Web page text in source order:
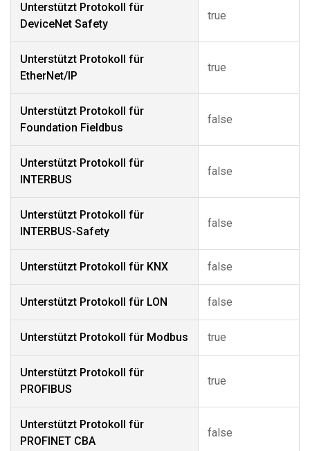
Unterstützt Protokoll für
DeviceNet Safety
true
Unterstützt Protokoll für
EtherNet/IP
true
Unterstützt Protokoll für
Foundation Fieldbus
false
Unterstützt Protokoll für
INTERBUS
false
Unterstützt Protokoll für
INTERBUS-Safety
false
Unterstützt Protokoll für KNX false
Unterstützt Protokoll für LON false
Unterstützt Protokoll für Modbus true
Unterstützt Protokoll für
PROFIBUS
true
Unterstützt Protokoll für
PROFINET CBA
false